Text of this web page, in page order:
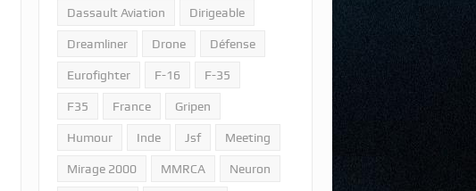
Dassault Aviation Dirigeable
Dreamliner Drone Défense
Eurofighter F-16 F-35
F35 France Gripen
Humour Inde Jsf Meeting
Mirage 2000 MMRCA Neuron